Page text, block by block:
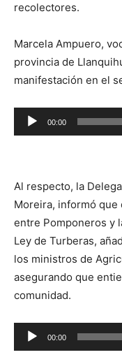
recolectores.
Marcela Ampuero,
provincia de
manifestación en el
Reproductor
de
00:00
Al respecto, la
Moreira, informó que
entre Pomponeros y
Ley de Turberas,
los ministros de
asegurando que
comunidad.
Reproductor
de
00:00